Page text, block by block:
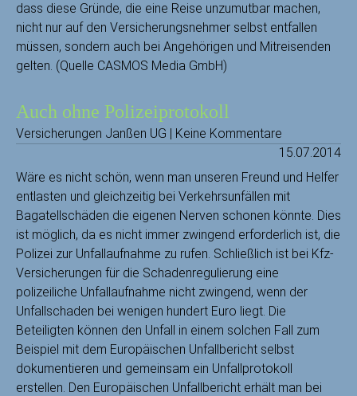
dass diese Gründe, die eine Reise unzumutbar machen,
nicht nur auf den Versicherungsnehmer selbst entfallen
müssen, sondern auch bei Angehörigen und Mitreisenden
gelten. (Quelle CASMOS Media GmbH)
Auch ohne Polizeiprotokoll
Versicherungen Janßen UG | Keine Kommentare
15.07.2014
Wäre es nicht schön, wenn man unseren Freund und Helfer
entlasten und gleichzeitig bei Verkehrsunfällen mit
Bagatellschäden die eigenen Nerven schonen könnte. Dies
ist möglich, da es nicht immer zwingend erforderlich ist, die
Polizei zur Unfallaufnahme zu rufen. Schließlich ist bei Kfz-
Versicherungen für die Schadenregulierung eine
polizeiliche Unfallaufnahme nicht zwingend, wenn der
Unfallschaden bei wenigen hundert Euro liegt. Die
Beteiligten können den Unfall in einem solchen Fall zum
Beispiel mit dem Europäischen Unfallbericht selbst
dokumentieren und gemeinsam ein Unfallprotokoll
erstellen. Den Europäischen Unfallbericht erhält man bei